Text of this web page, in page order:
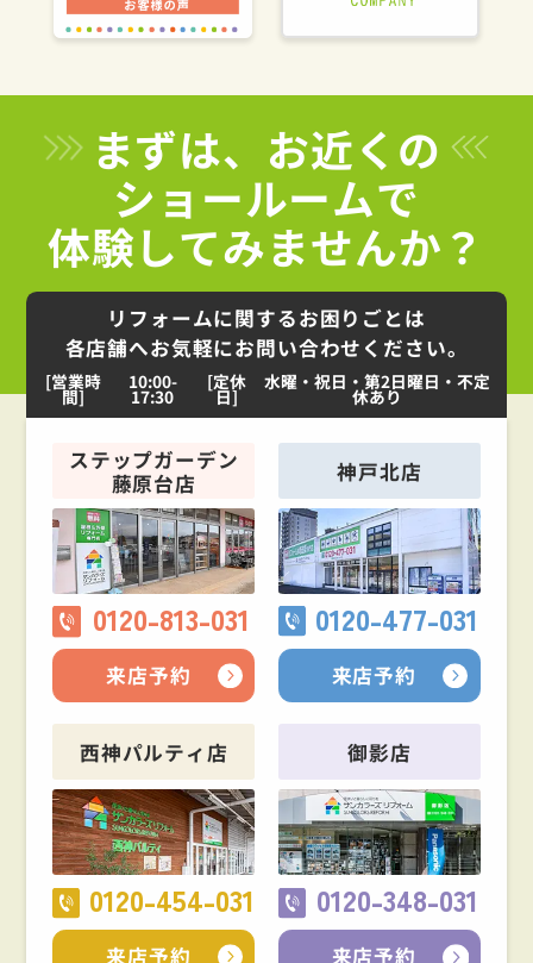
まずは、お近くの
ショールームで
体験してみませんか？
リフォームに関するお困りごとは
各店舗へお気軽にお問い合わせください。
[営業時
間]
10:00-
17:30
[定休
日]
水曜・祝日・第2日曜日・不定
休あり
ステップガーデン
藤原台店
0120-813-031
来店予約
神戸北店
0120-477-031
来店予約
西神パルティ店
0120-454-031
来店予約
御影店
0120-348-031
来店予約